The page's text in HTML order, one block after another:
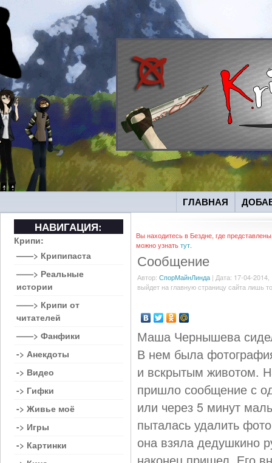
ГЛАВНАЯ
Вы находитесь в Бездне, где
можно узнатьтут.
Сообщение
Автор: СпорМайнЛинда | Дата: 17-04-
выйдет на главную страницу сайта лишь
Маша Чернышева
В нем была
и вскрытым животом.
пришло сообщение с
или через 5 минут
пыталась удалить
она взяла дедушкино
НАВИГАЦИЯ:
Крипи:
——> Крипипаста
——> Реальные
истории
——> Крипи от
читателей
——> Фанфики
-> Анекдоты
-> Видео
-> Гифки
-> Живье моё
-> Игры
-> Картинки